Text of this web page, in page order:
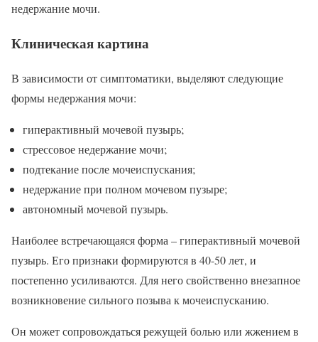
недержание мочи.
Клиническая картина
В зависимости от симптоматики, выделяют следующие
формы недержания мочи:
гиперактивный мочевой пузырь;
стрессовое недержание мочи;
подтекание после мочеиспускания;
недержание при полном мочевом пузыре;
автономный мочевой пузырь.
Наиболее встречающаяся форма – гиперактивный мочевой
пузырь. Его признаки формируются в 40-50 лет, и
постепенно усиливаются. Для него свойственно внезапное
возникновение сильного позыва к мочеиспусканию.
Он может сопровождаться режущей болью или жжением в